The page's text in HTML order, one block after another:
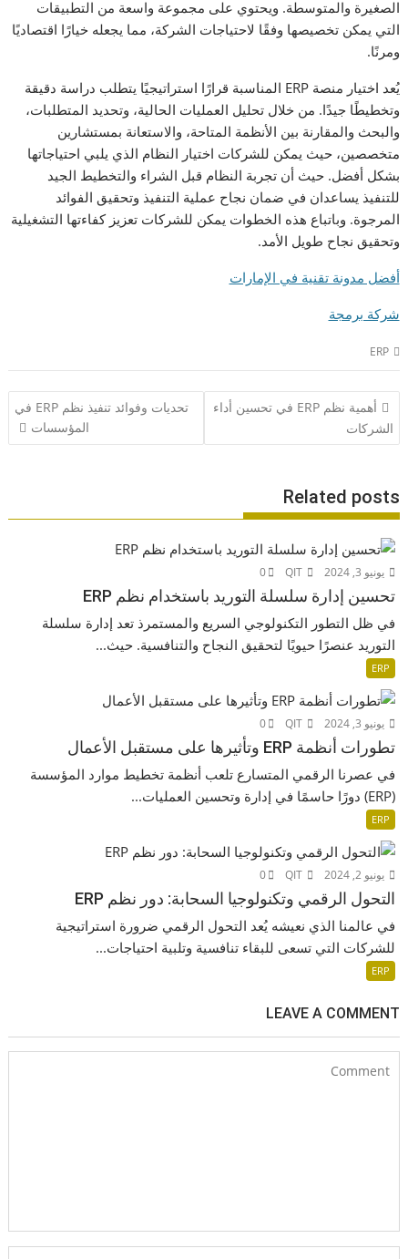
الصغيرة والمتوسطة. ويحتوي على مجموعة واسعة من التطبيقات
التي يمكن تخصيصها وفقًا لاحتياجات الشركة، مما يجعله خيارًا اقتصاديًا
ومرنًا.
يُعد اختيار منصة ERP المناسبة قرارًا استراتيجيًا يتطلب دراسة دقيقة
وتخطيطًا جيدًا. من خلال تحليل العمليات الحالية، وتحديد المتطلبات،
والبحث والمقارنة بين الأنظمة المتاحة، والاستعانة بمستشارين
متخصصين، حيث يمكن للشركات اختيار النظام الذي يلبي احتياجاتها
بشكل أفضل. حيث أن تجربة النظام قبل الشراء والتخطيط الجيد
للتنفيذ يساعدان في ضمان نجاح عملية التنفيذ وتحقيق الفوائد
المرجوة. وباتباع هذه الخطوات يمكن للشركات تعزيز كفاءتها التشغيلية
وتحقيق نجاح طويل الأمد.
أفضل مدونة تقنية في الإمارات
شركة برمجة
ERP
تصفّح
المقالات
أهمية نظم ERP في تحسين أداء
الشركات
تحديات وفوائد تنفيذ نظم ERP في
المؤسسات
Related posts
يونيو 3, 2024 QIT
0
تحسين إدارة سلسلة التوريد باستخدام نظم ERP
في ظل التطور التكنولوجي السريع والمستمرذ تعد إدارة سلسلة
التوريد عنصرًا حيويًا لتحقيق النجاح والتنافسية. حيث...
ERP
يونيو 3, 2024 QIT
0
تطورات أنظمة ERP وتأثيرها على مستقبل الأعمال
في عصرنا الرقمي المتسارع تلعب أنظمة تخطيط موارد المؤسسة
(ERP) دورًا حاسمًا في إدارة وتحسين العمليات...
ERP
يونيو 2, 2024 QIT
0
التحول الرقمي وتكنولوجيا السحابة: دور نظم ERP
في عالمنا الذي نعيشه يُعد التحول الرقمي ضرورة استراتيجية
للشركات التي تسعى للبقاء تنافسية وتلبية احتياجات...
ERP
LEAVE A COMMENT